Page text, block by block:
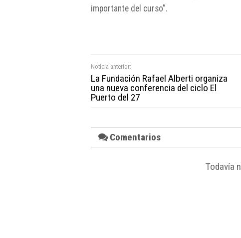
importante del curso”.
Noticia anterior:
La Fundación Rafael Alberti organiza
una nueva conferencia del ciclo El
Puerto del 27
Comentarios
Todavía